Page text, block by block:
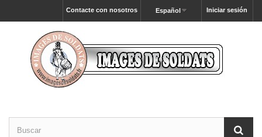
Iniciar sesión
Español
Contacte con nosotros